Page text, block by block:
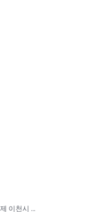
바넌피선불유심내구제 탤 BANONPI 회선당10만원선불유심내구제 이천시 무피해 무사고 유심매입업체 소액간편급전대출 모바일당일소액대출내구제 BLL